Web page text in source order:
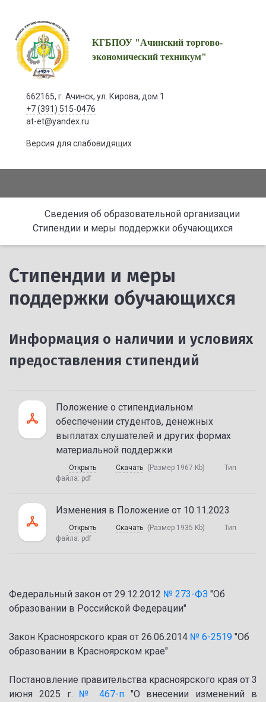
КГБПОУ "Ачинский торгово-
экономический техникум"
662165, г. Ачинск, ул. Кирова, дом 1
+7 (391) 515-0476
at-et@yandex.ru
Версия для слабовидящих
Сведения об образовательной организации
Стипендии и меры поддержки обучающихся
Стипендии и меры
поддержки обучающихся
Информация о наличии и условиях
предоставления стипендий
Положение о стипендиальном
обеспечении студентов, денежных
выплатах слушателей и других формах
материальной поддержки
Открыть Скачать (Размер 1967 Kb)
Тип
файла: pdf
Изменения в Положение от 10.11.2023
Открыть Скачать (Размер 1935 Kb)
Тип
файла: pdf
Федеральный закон от 29.12.2012 № 273-ФЗ "Об
образовании в Российской Федерации"
Закон Красноярского края от 26.06.2014 № 6-2519 "Об
образовании в Красноярском крае"
Постановление правительства красноярского края от 3
июня 2025 г. № 467-п"О внесении изменений в